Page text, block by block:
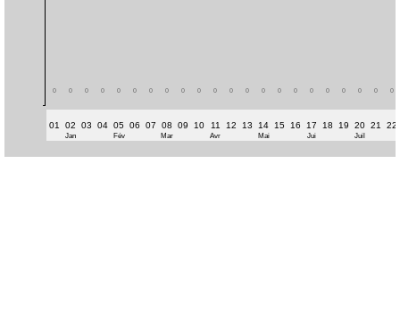
0 0 0 0 0 0 0 0 0 0 0 0 0 0 0 0 0 0 0 0 0 0
01 02 03 04 05 06 07 08 09 10 11 12 13 14 15 16 17 18 19 20 21 22
Jan Fév Mar Avr Mai Jui Juil